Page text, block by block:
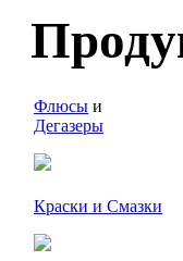
Флюсы и
Дегазеры
Краски и Смазки